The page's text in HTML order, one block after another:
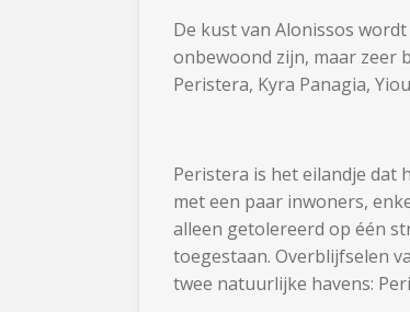
De kust van Alonissos
onbewoond zijn, maar zeer
Peristera, Kyra Panagia,
Peristera is het eilandje dat
met een paar inwoners,
alleen getolereerd op één
toegestaan. Overblijfselen
twee natuurlijke havens: